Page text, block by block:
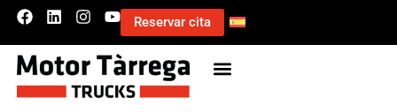
Reservar cita